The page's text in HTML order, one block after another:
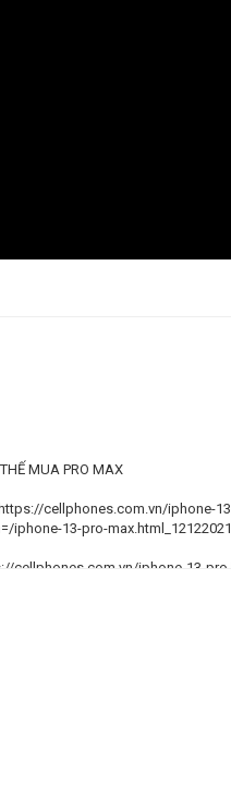
MUA PRO MAX
cellphones.com.vn/iphone-
iphone-13-pro-max.html_12122021
cellphones.com.vn/iphone-13-
iphone-13-pro.html_12122021